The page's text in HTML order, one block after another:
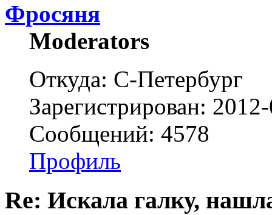
Фросяня
Moderators
Откуда: С-Петербург
Зарегистрирован:
Сообщений: 4578
Профиль
Re: Искала галку,